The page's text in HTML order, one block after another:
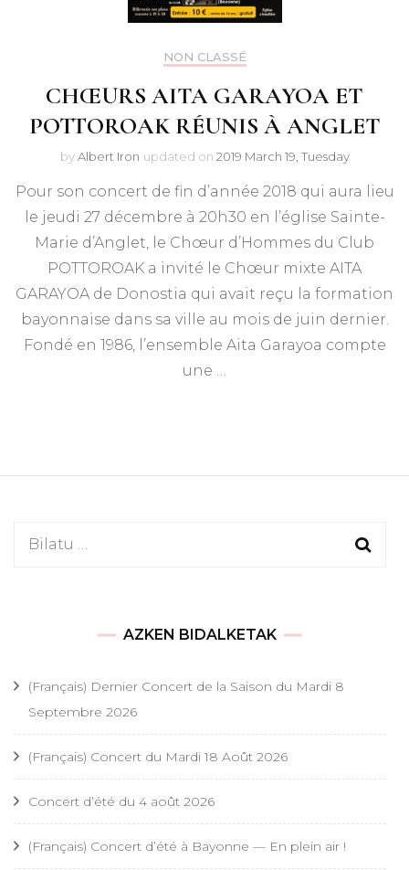
NON CLASSÉ
CHŒURS AITA GARAYOA ET
POTTOROAK RÉUNIS À ANGLET
byAlbert Iron updated on 2019 March 19, Tuesday
Pour son concert de fin d’année 2018 qui aura lieu
le jeudi 27 décembre à 20h30 en l’église Sainte-
Marie d’Anglet, le Chœur d’Hommes du Club
POTTOROAK a invité le Chœur mixte AITA
GARAYOA de Donostia qui avait reçu la formation
bayonnaise dans sa ville au mois de juin dernier.
Fondé en 1986, l’ensemble Aita Garayoa compte
une …
Bilatu:
AZKEN BIDALKETAK
(Français) Dernier Concert de la Saison du Mardi 8
Septembre 2026
(Français) Concert du Mardi 18 Août 2026
Concert d’été du 4 août 2026
(Français) Concert d’été à Bayonne — En plein air !